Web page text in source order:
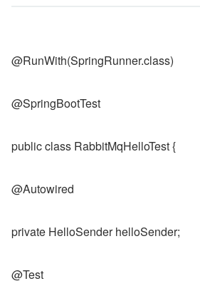
@RunWith(SpringRunner.class)
@SpringBootTest
public class RabbitMqHelloTest {
@Autowired
private HelloSender helloSender;
@Test